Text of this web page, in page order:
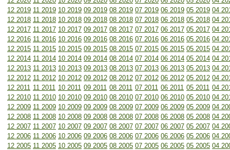
12 2019 11 2019 10 2019 09 2019 08 2019 07 2019 06 2019 05 2019 04
12 2018 11 2018 10 2018 09 2018 08 2018 07 2018 06 2018 05 2018 04
12 2017 11 2017 10 2017 09 2017 08 2017 07 2017 06 2017 05 2017 04
12 2016 11 2016 10 2016 09 2016 08 2016 07 2016 06 2016 05 2016 04
12 2015 11 2015 10 2015 09 2015 08 2015 07 2015 06 2015 05 2015 04
12 2014 11 2014 10 2014 09 2014 08 2014 07 2014 06 2014 05 2014 04
12 2013 11 2013 10 2013 09 2013 08 2013 07 2013 06 2013 05 2013 04
12 2012 11 2012 10 2012 09 2012 08 2012 07 2012 06 2012 05 2012 04
12 2011 11 2011 10 2011 09 2011 08 2011 07 2011 06 2011 05 2011 04
12 2010 11 2010 10 2010 09 2010 08 2010 07 2010 06 2010 05 2010 04
12 2009 11 2009 10 2009 09 2009 08 2009 07 2009 06 2009 05 2009 04
12 2008 11 2008 10 2008 09 2008 08 2008 07 2008 06 2008 05 2008 04
12 2007 11 2007 10 2007 09 2007 08 2007 07 2007 06 2007 05 2007 04
12 2006 11 2006 10 2006 09 2006 08 2006 07 2006 06 2006 05 2006 04
12 2005 11 2005 10 2005 09 2005 08 2005 07 2005 06 2005 05 2005 04